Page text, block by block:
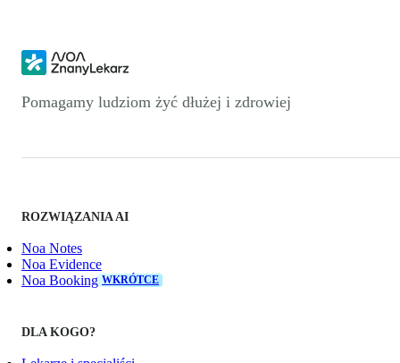
Pomagamy ludziom żyć dłużej i zdrowiej
ROZWIĄZANIA AI
Noa Notes
Noa Evidence
Noa Booking WKRÓTCE
DLA KOGO?